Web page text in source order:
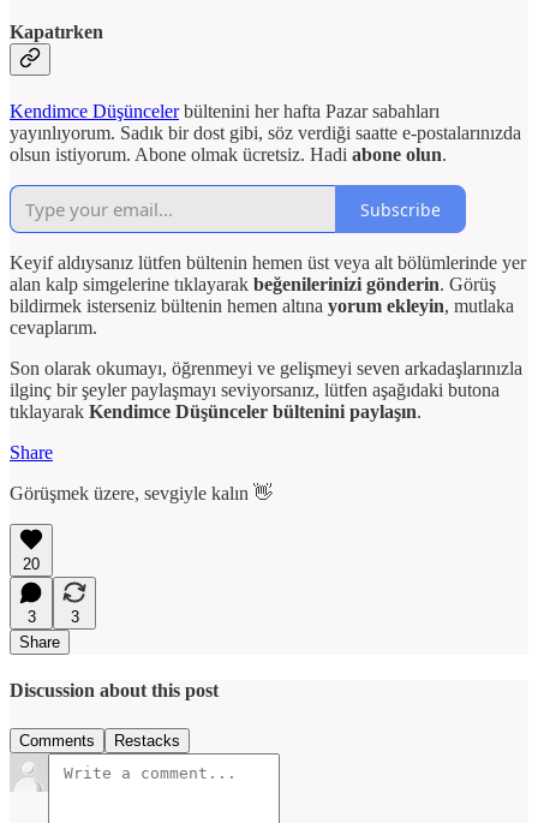
Kapatırken
Kendimce Düşüncelerbültenini her hafta Pazar sabahları
yayınlıyorum. Sadık bir dost gibi, söz verdiği saatte e-postalarınızda
olsun istiyorum. Abone olmak ücretsiz. Hadi abone olun.
Subscribe
Keyif aldıysanız lütfen bültenin hemen üst veya alt bölümlerinde yer
alan kalp simgelerine tıklayarak beğenilerinizi gönderin. Görüş
bildirmek isterseniz bültenin hemen altına yorum ekleyin, mutlaka
cevaplarım.
Son olarak okumayı, öğrenmeyi ve gelişmeyi seven arkadaşlarınızla
ilginç bir şeyler paylaşmayı seviyorsanız, lütfen aşağıdaki butona
tıklayarak Kendimce Düşünceler bültenini paylaşın.
Share
Görüşmek üzere, sevgiyle kalın 👋
20
3
3
Share
Discussion about this post
Comments Restacks